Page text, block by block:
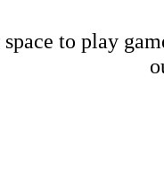
to play